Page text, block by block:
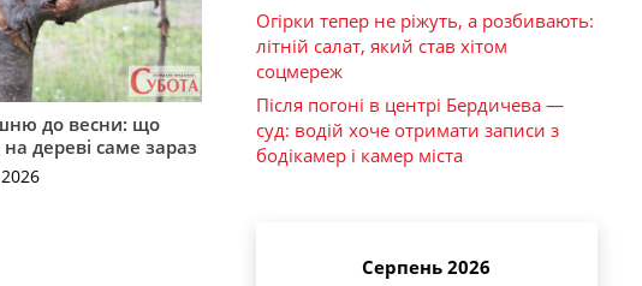
до весни: що
дереві саме зараз
Огірки тепер не ріжуть, а розбивають:
літній салат, який став хітом
соцмереж
Після погоні в центрі Бердичева —
суд: водій хоче отримати записи з
бодікамер і камер міста
Серпень 2026